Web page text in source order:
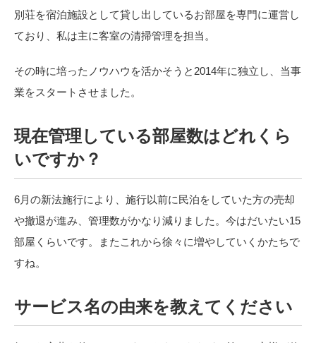
別荘を宿泊施設として貸し出しているお部屋を専門に運営し
ており、私は主に客室の清掃管理を担当。
その時に培ったノウハウを活かそうと 2014年に独立し、当事
業をスタートさせました。
現在管理している部屋数はどれくら
いですか？
6月の新法施行により、施行以前に民泊をしていた方の売却
や撤退が進み、管理数がかなり減りました。今はだいたい15
部屋くらいです。またこれから徐々に増やしていくかたちで
すね。
サービス名の由来を教えてください